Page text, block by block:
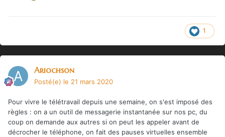
1
Ariochson
Posté(e) le 21 mars 2020
Pour vivre le télétravail depuis une semaine, on s'est imposé des
règles : on a un outil de messagerie instantanée sur nos pc, du
coup on demande aux autres si on peut les appeler avant de
décrocher le téléphone, on fait des pauses virtuelles ensemble